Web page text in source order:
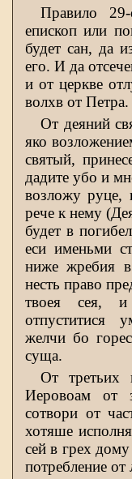
Правило
епископ или
будет сан, да
его. И да
и от церкве
волхв от Петра.
От деяний
яко
святый,
дадите убо и
возложу руце,
рече к нему
будет в
еси именьми
ниже жребия в
несть право
твоея сея,
отпуститися
желчи бо
суща.
От третьих
Иеровоам от
сотвори от
хотяше
сей в грех
потребление от